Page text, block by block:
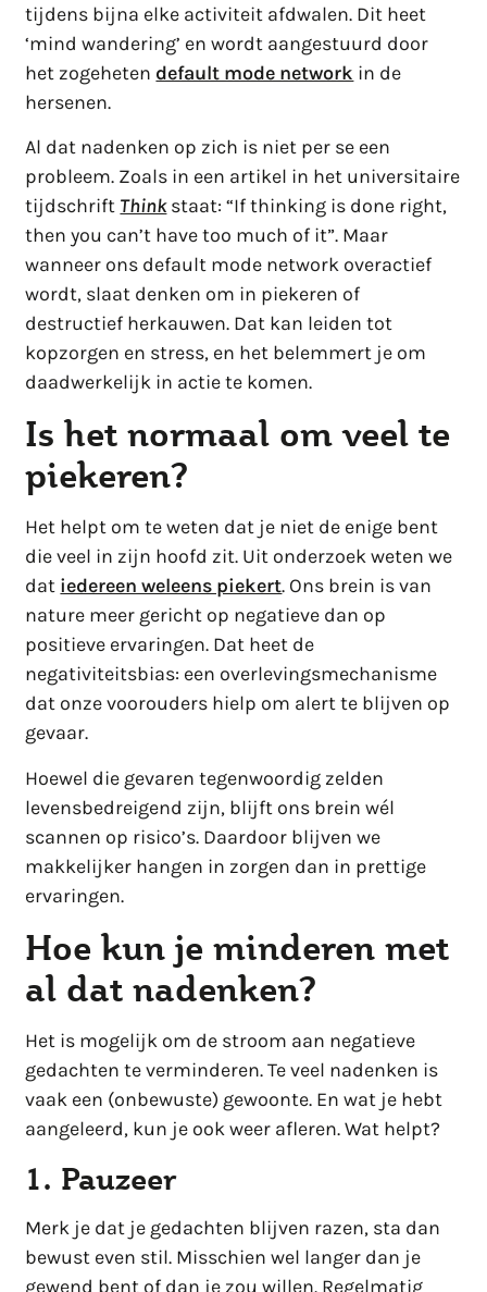
tijdens bijna elke activiteit afdwalen. Dit heet
‘mind wandering’ en wordt aangestuurd door
het zogeheten default mode network in de
hersenen.
Al dat nadenken op zich is niet per se een
probleem. Zoals in een artikel in het universitaire
tijdschrift Thinkstaat: “If thinking is done right,
then you can’t have too much of it”. Maar
wanneer ons default mode network overactief
wordt, slaat denken om in piekeren of
destructief herkauwen. Dat kan leiden tot
kopzorgen en stress, en het belemmert je om
daadwerkelijk in actie te komen.
Is het normaal om veel te
piekeren?
Het helpt om te weten dat je niet de enige bent
die veel in zijn hoofd zit. Uit onderzoek weten we
dat iedereen weleens piekert. Ons brein is van
nature meer gericht op negatieve dan op
positieve ervaringen. Dat heet de
negativiteitsbias: een overlevingsmechanisme
dat onze voorouders hielp om alert te blijven op
gevaar.
Hoewel die gevaren tegenwoordig zelden
levensbedreigend zijn, blijft ons brein wél
scannen op risico’s. Daardoor blijven we
makkelijker hangen in zorgen dan in prettige
ervaringen.
Hoe kun je minderen met
al dat nadenken?
Het is mogelijk om de stroom aan negatieve
gedachten te verminderen. Te veel nadenken is
vaak een (onbewuste) gewoonte. En wat je hebt
aangeleerd, kun je ook weer afleren. Wat helpt?
1. Pauzeer
Merk je dat je gedachten blijven razen, sta dan
bewust even stil. Misschien wel langer dan je
gewend bent of dan je zou willen. Regelmatig